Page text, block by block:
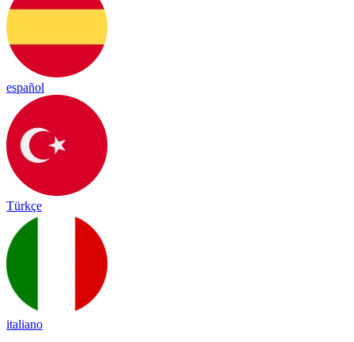
español
Türkçe
italiano